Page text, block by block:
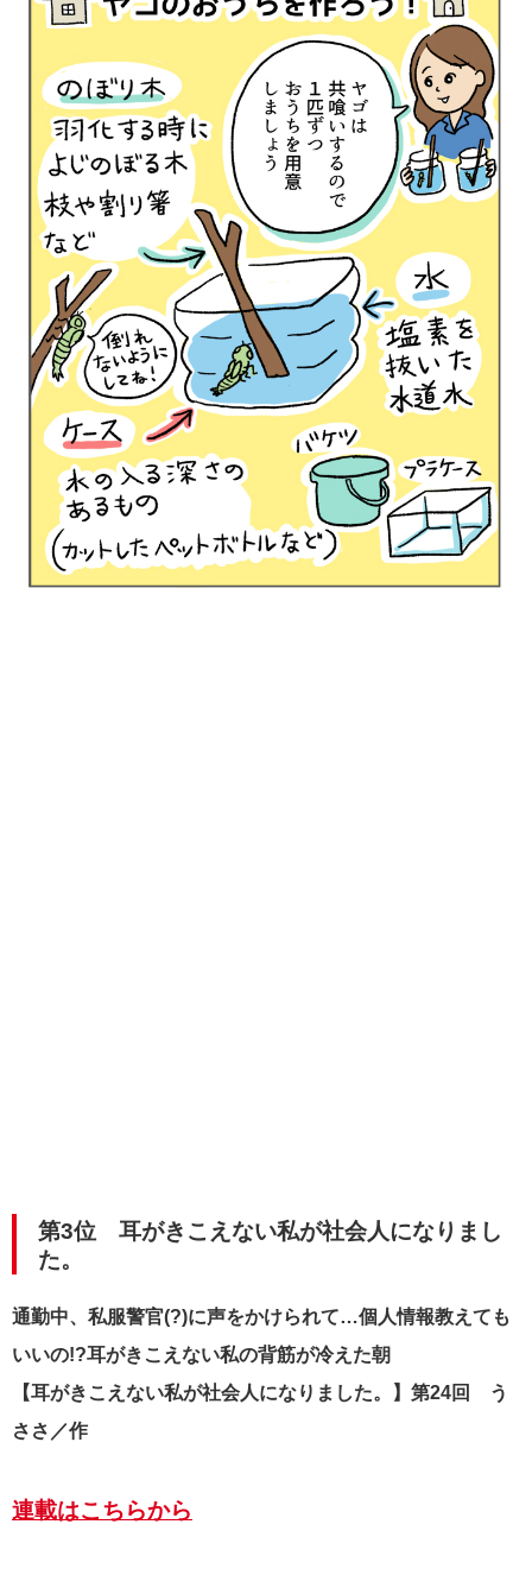
第3位 耳がきこえない私が社会人になりまし
た。
通勤中、私服警官(?)に声をかけられて…個人情報教えても
いいの!?耳がきこえない私の背筋が冷えた朝
【耳がきこえない私が社会人になりました。】第24回 う
ささ／作
連載はこちらから